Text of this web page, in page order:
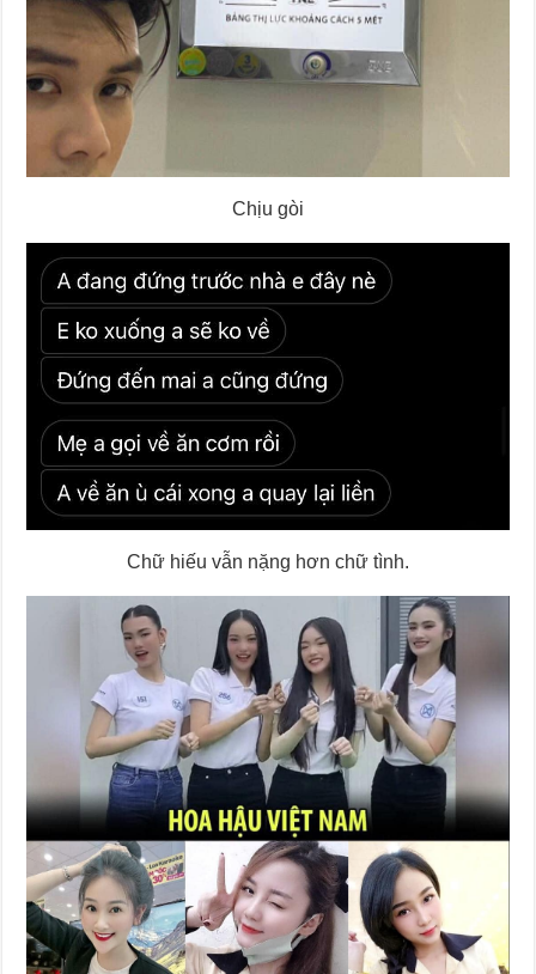
Chịu gòi
Chữ hiếu vẫn nặng hơn chữ tình.